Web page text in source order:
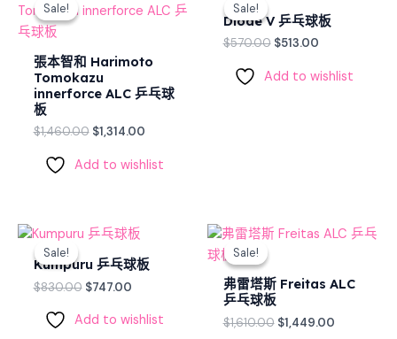
Sale!
Sale!
張本智和 Harimoto
Tomokazu
innerforce ALC 乒乓球
板
$1,460.00
was:
$1,314.00
is:
Add to wishlist
Sale!
Sale!
Diode V 乒乓球板
$570.00
was:
$570.00.
$513.00
is:
$513.00.
Add to wishlist
Sale!
Sale!
Kumpuru 乒乓球板
$830.00
Original
was:
$830.00.
$747.00
Current
is:
$747.00.
Add to wishlist
Sale!
Sale!
弗雷塔斯 Freitas ALC
乒乓球板
$1,610.00
Original
$1,610.00.
$1,449.00
Current